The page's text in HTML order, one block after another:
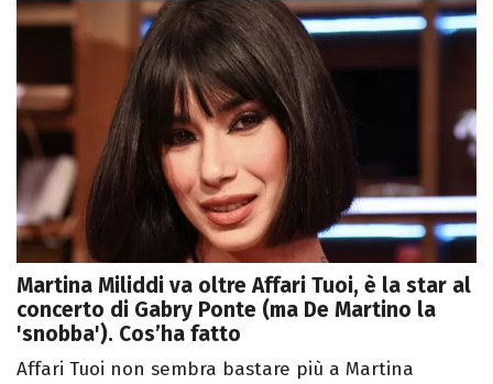
Martina Miliddi va oltre Affari Tuoi, è la star al
concerto di Gabry Ponte (ma De Martino la
'snobba'). Cos’ha fatto
Affari Tuoi non sembra bastare più a Martina